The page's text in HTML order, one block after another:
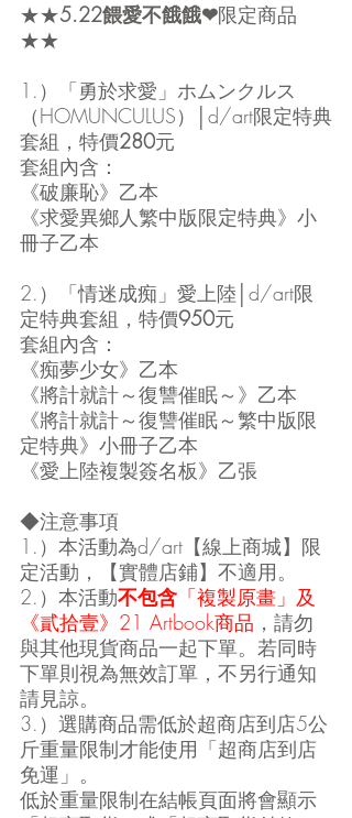
★★5.22餵愛不餓餓❤限定商品
★★
1.）「勇於求愛」ホムンクルス
（HOMUNCULUS）│d/art限定特典
套組，特價280元
套組內含：
《破廉恥》乙本
《求愛異鄉人繁中版限定特典》小
冊子乙本
2.）「情迷成痴」愛上陸│d/art限
定特典套組，特價950元
套組內含：
《痴夢少女》乙本
《將計就計～復讐催眠～》乙本
《將計就計～復讐催眠～繁中版限
定特典》小冊子乙本
《愛上陸複製簽名板》乙張
◆注意事項
1.）本活動為d/art【線上商城】限
定活動，【實體店鋪】不適用。
2.）本活動不包含 「複製原畫」及
《貳拾壹》21 Artbook商品 ，請勿
與其他現貨商品一起下單。若同時
下單則視為無效訂單，不另行通知
請見諒。
3.）選購商品需低於超商店到店5公
斤重量限制才能使用「超商店到店
免運」。
低於重量限制在結帳頁面將會顯示